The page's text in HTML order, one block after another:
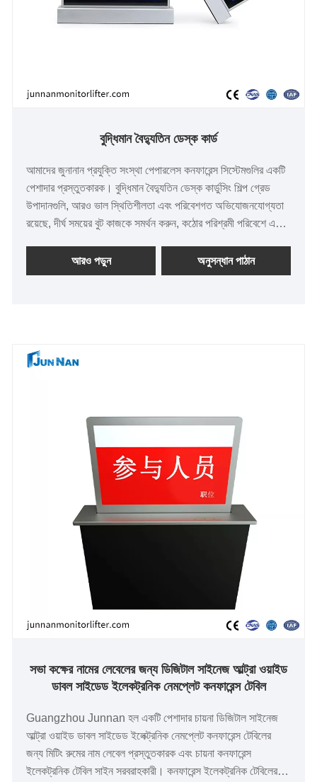
বুদ্ধিমান বৈদ্যুতিন ডেস্ক কার্ড
আমাদের জুনানান প্রযুক্তি সংস্থা পেপারলেস কনফারেন্স সিস্টেমগুলির একটি
পেশাদার প্রস্তুতকারক। বুদ্ধিমান বৈদ্যুতিন ডেস্ক কার্ডুসিং শিল্প গ্রেড
উপাদানগুলি, আরও ভাল স্থিতিশীলতা এবং পরিবেশগত অভিযোজনযোগ্যতা
রয়েছে, দীর্ঘ সময়ের বুট কাজকে সমর্থন করুন, কঠোর পরিশ্রমী পরিবেশে একটি
আরও পড়ুন
অনুসন্ধান পাঠান
সভা কক্ষের নামের লেবেলের জন্য ডিজিটাল সাইনেজ আল্ট্রা ওয়াইড
ডাবল সাইডেড ইলেকট্রনিক নেমপ্লেট কনফারেন্স টেবিল
Guangzhou Junnan হল একটি পেশাদার চায়না ডিজিটাল সাইনেজ
আল্ট্রা ওয়াইড ডাবল সাইডেড ইলেক্ট্রনিক নেমপ্লেট কনফারেন্স টেবিলের
জন্য মিটিং রুমের নাম লেবেল প্রস্তুতকারক এবং চায়না কনফারেন্স
ইলেকট্রনিক টেবিল সাইন সরবরাহকারী। কনফারেন্স ইলেকট্রনিক টেবিলের